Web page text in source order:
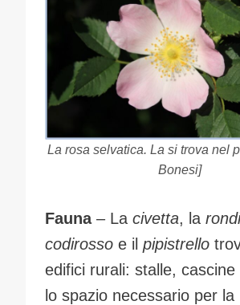
La rosa selvatica. La si trova nel
Bonesi]
Fauna– La civetta, la
codirosso e il pipistrello
edifici rurali: stalle, cascine
lo spazio necessario per la